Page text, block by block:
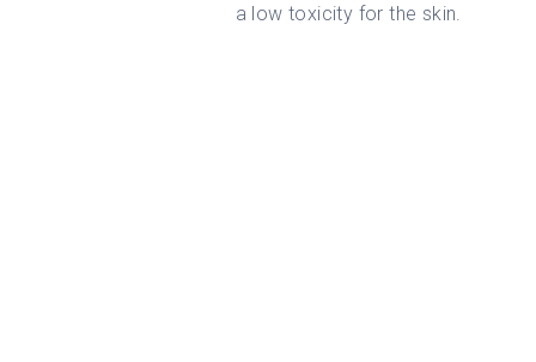
a low toxicity for the skin.